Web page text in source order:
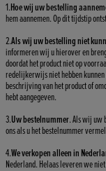
1.Hoe wij uw bestelling
hem aannemen. Op dit tijdstip
2.Als wij uw bestelling niet
informeren wij u hierover en
doordat het product niet op
redelijkerwijs niet hebben
beschrijving van het product of
hebt aangegeven.
3.Uw bestelnummer. Als wij uw
ons als u het bestelnummer
4.We verkopen alleen in
Nederland. Helaas leveren we